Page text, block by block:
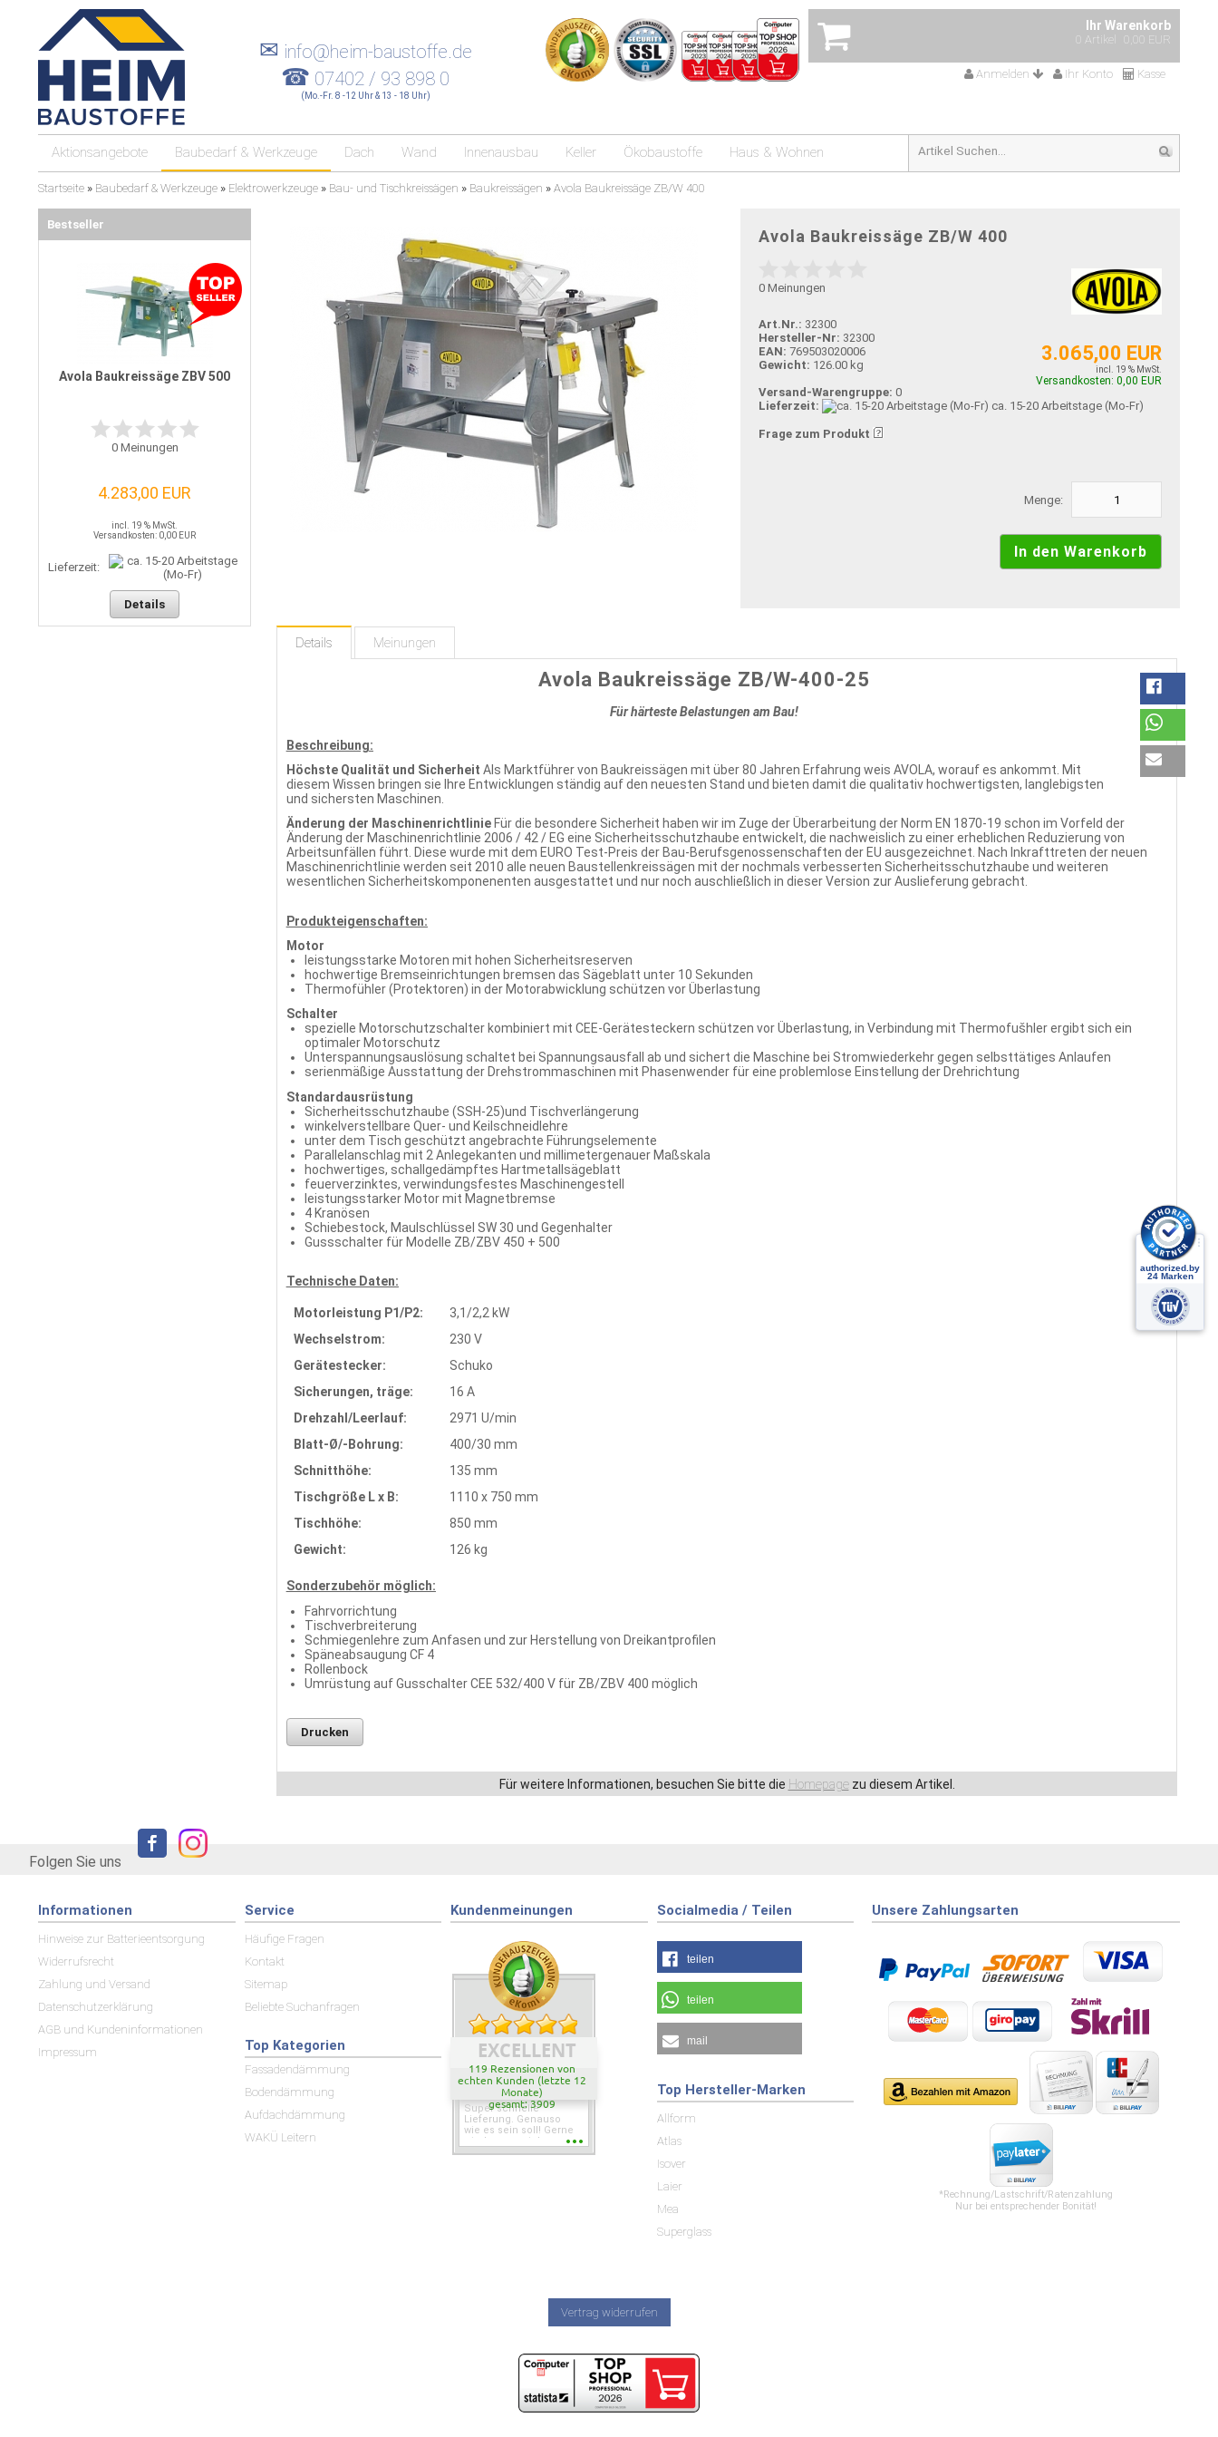
Ihr Warenkorb
0 Artikel 0,00 EUR
Anmelden Ihr Konto Kasse
✉ info@heim-baustoffe.de
☎ 07402 / 93 898 0
(Mo.-Fr. 8 -12 Uhr & 13 - 18 Uhr)
Aktionsangebote Baubedarf & Werkzeuge Dach Wand Innenausbau Keller Ökobaustoffe Haus & Wohnen
Startseite » Baubedarf & Werkzeuge » Elektrowerkzeuge » Bau- und Tischkreissägen » Baukreissägen » Avola Baukreissäge ZB/W 400
Avola Baukreissäge ZB/W 400
0 Meinungen
3.065,00 EUR
incl. 19 % MwSt.
Versandkosten: 0,00 EUR
Art.Nr.: 32300
Hersteller-Nr: 32300
EAN: 769503020006
Gewicht: 126.00 kg
Versand-Warengruppe: 0
Lieferzeit:
ca. 15-20 Arbeitstage (Mo-Fr)
Frage zum Produkt
Menge:
Details Meinungen
Avola Baukreissäge ZB/W-400-25
Für härteste Belastungen am Bau!
Beschreibung:
Höchste Qualität und Sicherheit Als Marktführer von Baukreissägen mit über 80 Jahren Erfahrung weis AVOLA, worauf es ankommt. Mit
diesem Wissen bringen sie Ihre Entwicklungen ständig auf den neuesten Stand und bieten damit die qualitativ hochwertigsten, langlebigsten
und sichersten Maschinen.
Änderung der Maschinenrichtlinie Für die besondere Sicherheit haben wir im Zuge der Überarbeitung der Norm EN 1870-19 schon im Vorfeld der
Änderung der Maschinenrichtlinie 2006 / 42 / EG eine Sicherheitsschutzhaube entwickelt, die nachweislich zu einer erheblichen Reduzierung von
Arbeitsunfällen führt. Diese wurde mit dem EURO Test-Preis der Bau-Berufsgenossenschaften der EU ausgezeichnet. Nach Inkrafttreten der neuen
Maschinenrichtlinie werden seit 2010 alle neuen Baustellenkreissägen mit der nochmals verbesserten Sicherheitsschutzhaube und weiteren
wesentlichen Sicherheitskomponenenten ausgestattet und nur noch auschließlich in dieser Version zur Auslieferung gebracht.
Produkteigenschaften:
Motor
leistungsstarke Motoren mit hohen Sicherheitsreserven
hochwertige Bremseinrichtungen bremsen das Sägeblatt unter 10 Sekunden
Thermofühler (Protektoren) in der Motorabwicklung schützen vor Überlastung
Schalter
spezielle Motorschutzschalter kombiniert mit CEE-Gerätesteckern schützen vor Überlastung, in Verbindung mit Thermofušhler ergibt sich ein
optimaler Motorschutz
Unterspannungsauslösung schaltet bei Spannungsausfall ab und sichert die Maschine bei Stromwiederkehr gegen selbsttätiges Anlaufen
serienmäßige Ausstattung der Drehstrommaschinen mit Phasenwender für eine problemlose Einstellung der Drehrichtung
Standardausrüstung
Sicherheitsschutzhaube (SSH-25)und Tischverlängerung
winkelverstellbare Quer- und Keilschneidlehre
unter dem Tisch geschützt angebrachte Führungselemente
Parallelanschlag mit 2 Anlegekanten und millimetergenauer Maßskala
hochwertiges, schallgedämpftes Hartmetallsägeblatt
feuerverzinktes, verwindungsfestes Maschinengestell
leistungsstarker Motor mit Magnetbremse
4 Kranösen
Schiebestock, Maulschlüssel SW 30 und Gegenhalter
Gussschalter für Modelle ZB/ZBV 450 + 500
Technische Daten:
Motorleistung P1/P2:
3,1/2,2 kW
Wechselstrom:
230 V
Gerätestecker:
Schuko
Sicherungen, träge:
16 A
Drehzahl/Leerlauf:
2971 U/min
Blatt-Ø/-Bohrung:
400/30 mm
Schnitthöhe:
135 mm
Tischgröße L x B:
1110 x 750 mm
Tischhöhe:
850 mm
Gewicht:
126 kg
Sonderzubehör möglich:
Fahrvorrichtung
Tischverbreiterung
Schmiegenlehre zum Anfasen und zur Herstellung von Dreikantprofilen
Späneabsaugung CF 4
Rollenbock
Umrüstung auf Gusschalter CEE 532/400 V für ZB/ZBV 400 möglich
Drucken
Für weitere Informationen, besuchen Sie bitte die Homepagezu diesem Artikel.
Bestseller
Avola Baukreissäge ZBV 500
0Meinungen
4.283,00 EUR
incl. 19 % MwSt.
Versandkosten: 0,00 EUR
Lieferzeit:
Details
Folgen Sie uns
Informationen
Hinweise zur Batterieentsorgung
Widerrufsrecht
Zahlung und Versand
Datenschutzerklärung
AGB und Kundeninformationen
Impressum
Service
Häufige Fragen
Kontakt
Sitemap
Beliebte Suchanfragen
Top Kategorien
Fassadendämmung
Bodendämmung
Aufdachdämmung
WAKÜ Leitern
Kundenmeinungen
EXCELLENT
119 Rezensionen von
echten Kunden (letzte 12
Monate)
gesamt: 3909
Super schnelle
Lieferung. Genauso
wie es sein soll! Gerne
wieder wenn ich was
Socialmedia / Teilen
teilen
teilen
mail
Unsere Zahlungsarten
*Rechnung/Lastschrift/Ratenzahlung
Nur bei entsprechender Bonität!
Top Hersteller-Marken
Allform
Atlas
Isover
Laier
Mea
Superglass
Vertrag widerrufen